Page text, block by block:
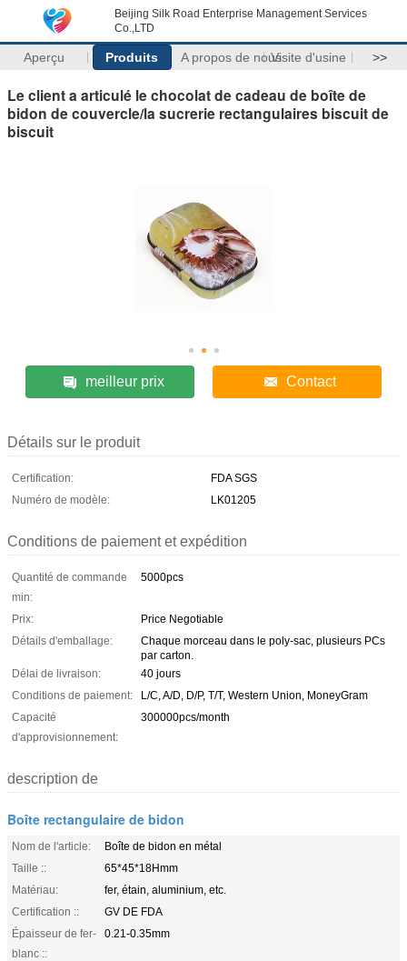
Beijing Silk Road Enterprise Management Services
Co.,LTD
Aperçu Produits A propos de nousVisite d'usine >>
Le client a articulé le chocolat de cadeau de boîte de
bidon de couvercle/la sucrerie rectangulaires biscuit de
biscuit
meilleur prix Contact
Détails sur le produit
Certification:
FDA SGS
Numéro de modèle:
LK01205
Conditions de paiement et expédition
Quantité de commande
min:
5000pcs
Prix:
Price Negotiable
Détails d'emballage:
Chaque morceau dans le poly-sac, plusieurs PCs
par carton.
Délai de livraison:
40 jours
Conditions de paiement:
L/C, A/D, D/P, T/T, Western Union, MoneyGram
Capacité
d'approvisionnement:
300000pcs/month
description de
Boîte rectangulaire de bidon
Nom de l'article:
Boîte de bidon en métal
Taille ::
65*45*18Hmm
Matériau:
fer, étain, aluminium, etc.
Certification ::
GV DE FDA
Épaisseur de fer-
blanc ::
0.21-0.35mm